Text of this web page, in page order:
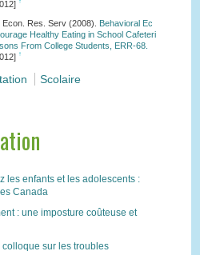
Res. Serv (2008).
Behavioral Ec
Healthy Eating in School Cafeteri
From College Students, ERR-68.
↑
Scolaire
les enfants et les adolescents :
Canada
: une imposture coûteuse et
sur les troubles